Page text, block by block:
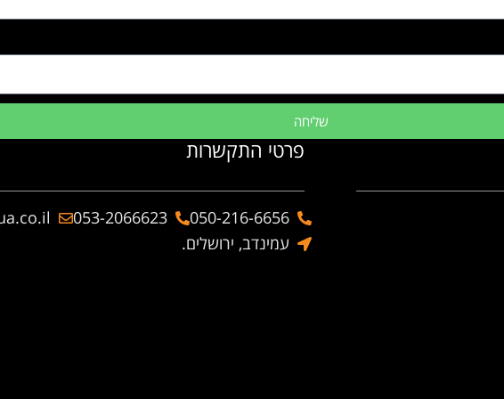
שליחה
פרטי התקשרות
050-216-6656
053-2066623
עמינדב, ירושלים.